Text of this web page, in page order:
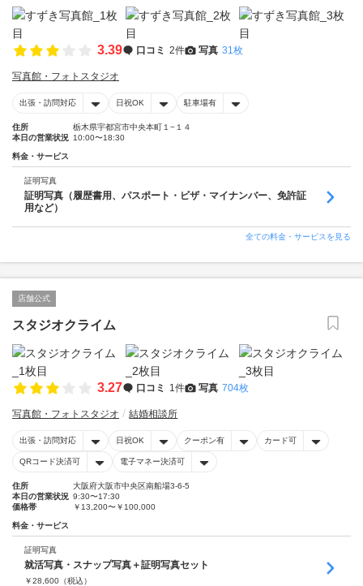
3.39 口コミ 2件 写真 31枚
写真館・フォトスタジオ
出張・訪問対応 日祝OK 駐車場有
住所
栃木県宇都宮市中央本町１−１４
本日の営業状況 10:00〜18:30
料金・サービス
証明写真
証明写真（履歴書用、パスポート・ビザ・マイナンバー、免許証
用など）
全ての料金・サービスを見る
店舗公式
スタジオクライム
3.27 口コミ 1件 写真 704枚
写真館・フォトスタジオ 結婚相談所
出張・訪問対応 日祝OK クーポン有 カード可
QRコード決済可 電子マネー決済可
住所
大阪府大阪市中央区南船場3-6-5
本日の営業状況 9:30〜17:30
価格帯
￥13,200〜￥100,000
料金・サービス
証明写真
就活写真・スナップ写真＋証明写真セット
￥28,600 （税込）